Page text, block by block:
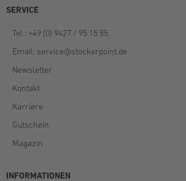
SERVICE
Tel.: +49 (0) 9427 / 95 15 55
Email: service@stockerpoint.de
Newsletter
Kontakt
Karriere
Gutschein
Magazin
INFORMATIONEN